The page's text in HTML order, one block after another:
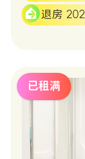
退房
已租满